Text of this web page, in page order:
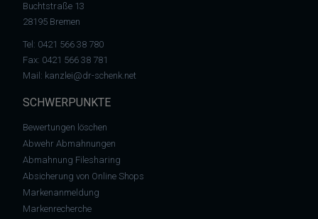
Buchtstraße 13
28195 Bremen
Tel: 0421 566 38 780
Fax: 0421 566 38 781
Mail: kanzlei@dr-schenk.net
SCHWERPUNKTE
Bewertungen löschen
Abwehr Abmahnungen
Abmahnung Filesharing
Absicherung von Online Shops
Markenanmeldung
Markenrecherche